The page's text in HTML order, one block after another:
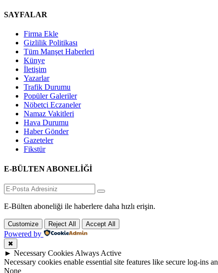
SAYFALAR
Firma Ekle
Gizlilik Politikası
Tüm Manşet Haberleri
Künye
İletişim
Yazarlar
Trafik Durumu
Popüler Galeriler
Nöbetçi Eczaneler
Namaz Vakitleri
Hava Durumu
Haber Gönder
Gazeteler
Fikstür
E-BÜLTEN ABONELİĞİ
E-Bülten aboneliği ile haberlere daha hızlı erişin.
Customize Reject All Accept All
Powered by
✖
► Necessary Cookies Always Active
Necessary cookies enable essential site features like secure log-ins
None